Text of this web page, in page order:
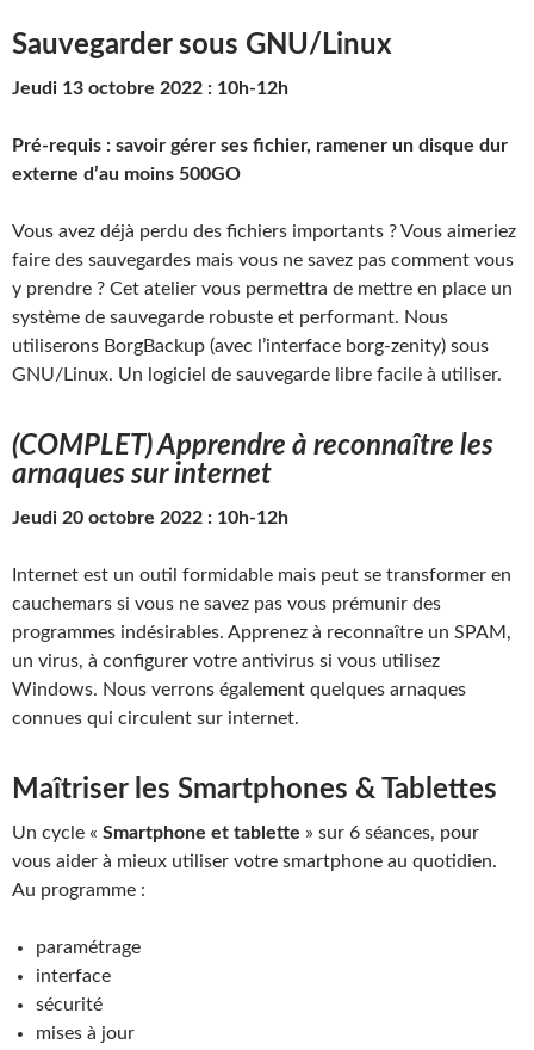
Sauvegarder sous GNU/Linux
Jeudi 13 octobre 2022 : 10h-12h
Pré-requis : savoir gérer ses fichier, ramener un disque dur
externe d’au moins 500GO
Vous avez déjà perdu des fichiers importants ? Vous aimeriez
faire des sauvegardes mais vous ne savez pas comment vous
y prendre ? Cet atelier vous permettra de mettre en place un
système de sauvegarde robuste et performant. Nous
utiliserons BorgBackup (avec l’interface borg-zenity) sous
GNU/Linux. Un logiciel de sauvegarde libre facile à utiliser.
(COMPLET)Apprendre à reconnaître les
arnaques sur internet
Jeudi 20 octobre 2022 : 10h-12h
Internet est un outil formidable mais peut se transformer en
cauchemars si vous ne savez pas vous prémunir des
programmes indésirables. Apprenez à reconnaître un SPAM,
un virus, à configurer votre antivirus si vous utilisez
Windows. Nous verrons également quelques arnaques
connues qui circulent sur internet.
Maîtriser les Smartphones & Tablettes
Un cycle « Smartphone et tablette » sur 6 séances, pour
vous aider à mieux utiliser votre smartphone au quotidien.
Au programme :
paramétrage
interface
sécurité
mises à jour